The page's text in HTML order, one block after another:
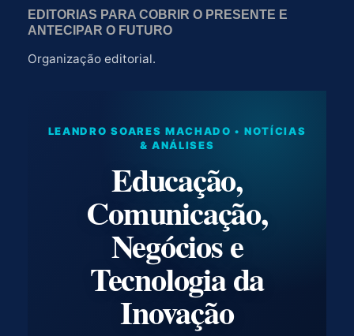
EDITORIAS PARA COBRIR O PRESENTE E
ANTECIPAR O FUTURO
Organização editorial.
LEANDRO SOARES MACHADO • NOTÍCIAS
& ANÁLISES
Educação,
Comunicação,
Negócios e
Tecnologia da
Inovação